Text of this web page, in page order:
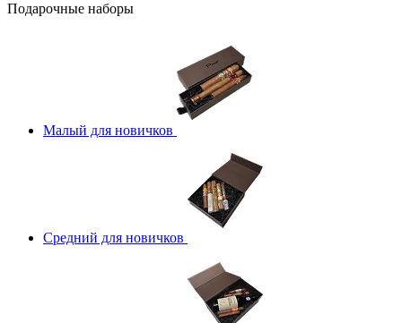
Подарочные наборы
Малый для новичков
Средний для новичков